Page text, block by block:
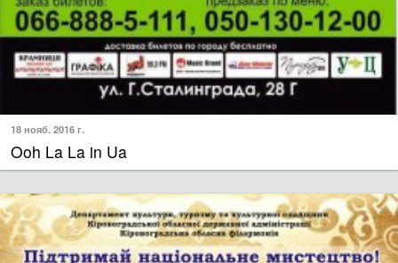
18 нояб. 2016 г.
Ooh La La in Ua